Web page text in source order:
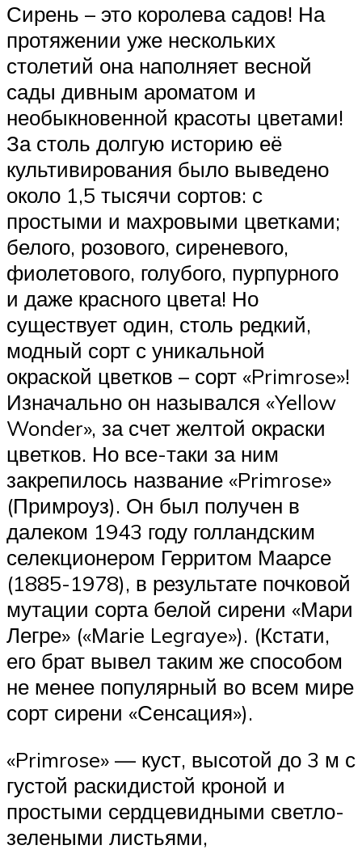
Сирень – это королева садов! На
протяжении уже нескольких
столетий она наполняет весной
сады дивным ароматом и
необыкновенной красоты цветами!
За столь долгую историю её
культивирования было выведено
около 1,5 тысячи сортов: с
простыми и махровыми цветками;
белого, розового, сиреневого,
фиолетового, голубого, пурпурного
и даже красного цвета! Но
существует один, столь редкий,
модный сорт с уникальной
окраской цветков – сорт «Primrose»!
Изначально он назывался «Yellow
Wonder», за счет желтой окраски
цветков. Но все-таки за ним
закрепилось название «Primrose»
(Примроуз). Он был получен в
далеком 1943 году голландским
селекционером Герритом Маарсе
(1885-1978), в результате почковой
мутации сорта белой сирени «Мари
Легре» («Маrie Legraye»). (Кстати,
его брат вывел таким же способом
не менее популярный во всем мире
сорт сирени «Сенсация»).
«Primrose» — куст, высотой до 3 м с
густой раскидистой кроной и
простыми сердцевидными светло-
зелеными листьями,